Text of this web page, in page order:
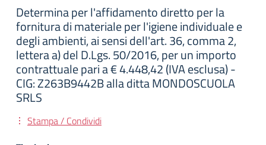
Determina per l'affidamento diretto per la
fornitura di materiale per l'igiene individuale e
degli ambienti, ai sensi dell'art. 36, comma 2,
lettera a) del D.Lgs. 50/2016, per un importo
contrattuale pari a € 4.448,42 (IVA esclusa) -
CIG: Z263B9442B alla ditta MONDOSCUOLA
SRLS
Stampa / Condividi